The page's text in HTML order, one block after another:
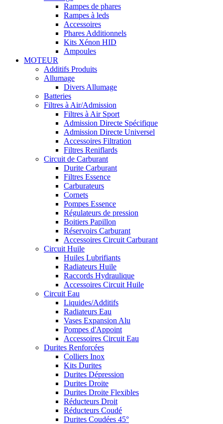
Rampes de phares
Rampes à leds
Accessoires
Phares Additionnels
Kits Xénon HID
Ampoules
MOTEUR
Additifs Produits
Allumage
Divers Allumage
Batteries
Filtres à Air/Admission
Filtres à Air Sport
Admission Directe Spécifique
Admission Directe Universel
Accessoires Filtration
Filtres Reniflards
Circuit de Carburant
Durite Carburant
Filtres Essence
Carburateurs
Cornets
Pompes Essence
Régulateurs de pression
Boitiers Papillon
Réservoirs Carburant
Accessoires Circuit Carburant
Circuit Huile
Huiles Lubrifiants
Radiateurs Huile
Raccords Hydraulique
Accessoires Circuit Huile
Circuit Eau
Liquides/Additifs
Radiateurs Eau
Vases Expansion Alu
Pompes d'Appoint
Accessoires Circuit Eau
Durites Renforcées
Colliers Inox
Kits Durites
Durites Dépression
Durites Droite
Durites Droite Flexibles
Réducteurs Droit
Réducteurs Coudé
Durites Coudées 45°